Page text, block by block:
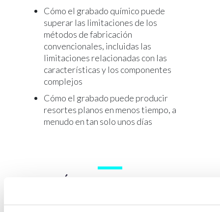
Cómo el grabado químico puede
superar las limitaciones de los
métodos de fabricación
convencionales, incluidas las
limitaciones relacionadas con las
características y los componentes
complejos
Cómo el grabado puede producir
resortes planos en menos tiempo, a
menudo en tan solo unos días
LAS LIMITACIONES DEL